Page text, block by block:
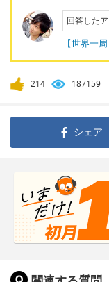
回答した
【世界一
214 187159
シェア